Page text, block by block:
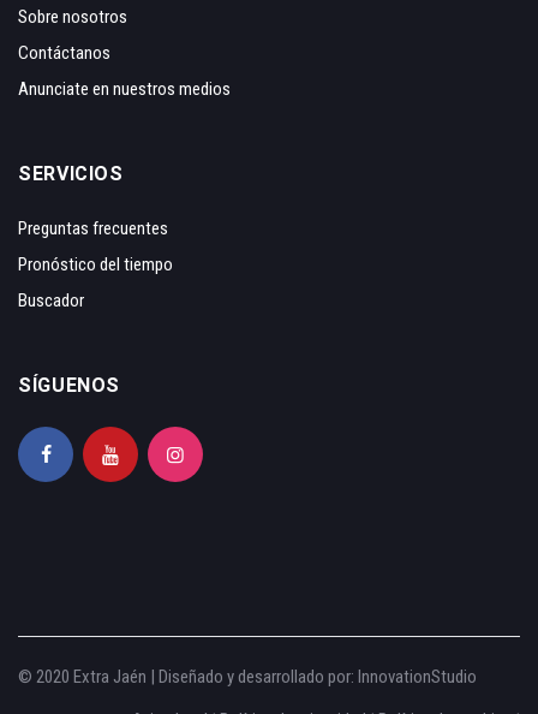
Sobre nosotros
Contáctanos
Anunciate en nuestros medios
SERVICIOS
Preguntas frecuentes
Pronóstico del tiempo
Buscador
SÍGUENOS
© 2020 Extra Jaén | Diseñado y desarrollado por: InnovationStudio